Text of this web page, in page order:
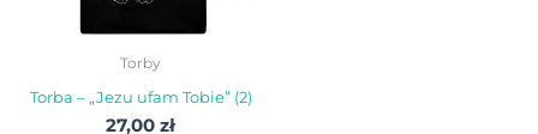
Torby
Torba – „Jezu ufam Tobie” (2)
27,00 zł